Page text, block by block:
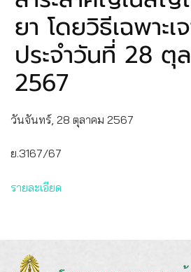
ยา โดยวิธีเฉพาะเ
ประจำวันที่ 28 ตุ
2567
วันจันทร์, 28 ตุลาคม 2567
ย.3167/67
รายละเอียด